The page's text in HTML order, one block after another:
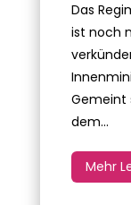
Das
ist noch
Gemeint
dem...
Mehr